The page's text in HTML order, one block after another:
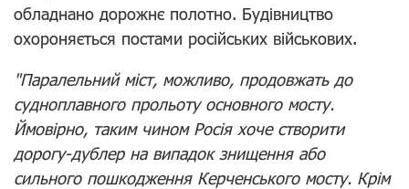
обладнано дорожнє полотно. Будівництво
охороняється постами російських військових.
"Паралельний міст, можливо, продовжать до
судноплавного прольоту основного мосту.
Ймовірно, таким чином Росія хоче створити
дорогу-дублер на випадок знищення або
сильного пошкодження Керченського мосту. Крім